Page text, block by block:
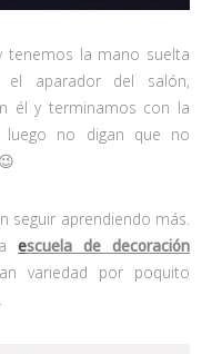
tenemos la mano suelta
aparador del salón,
él y terminamos con la
luego no digan que no
seguir aprendiendo más.
escuela de decoración
variedad por poquito